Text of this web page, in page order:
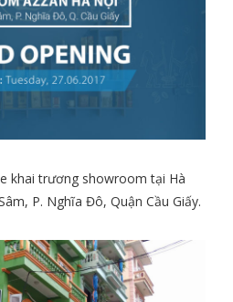
khai trương showroom tại Hà
P. Nghĩa Đô, Quận Cầu Giấy.